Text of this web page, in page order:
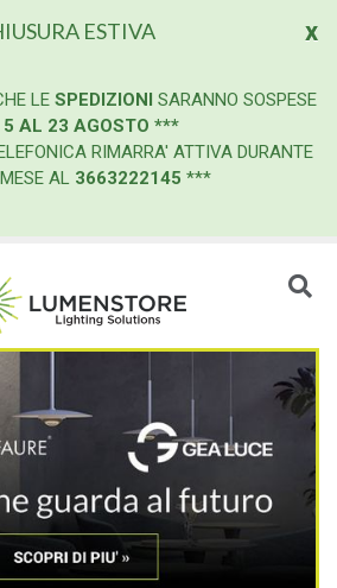
x
ESTIVA
LE SPEDIZIONI SARANNO SOSPESE
5 AL 23 AGOSTO ***
RIMARRA' ATTIVA DURANTE
AL 3663222145 ***